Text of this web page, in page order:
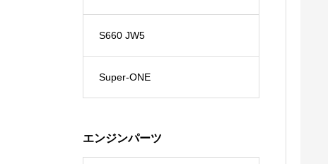
S660 JW5
Super-ONE
エンジンパーツ